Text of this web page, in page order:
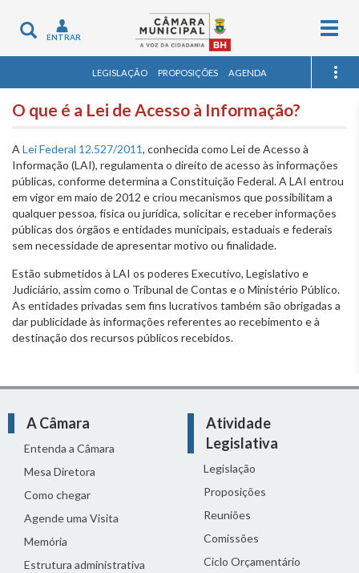
Toggle
navigation
ENTRAR
LEGISLAÇÃO PROPOSIÇÕES AGENDA
O que é a Lei de Acesso à Informação?
A Lei Federal 12.527/2011, conhecida como Lei de Acesso à
Informação (LAI), regulamenta o direito de acesso às informações
públicas, conforme determina a Constituição Federal. A LAI entrou
em vigor em maio de 2012 e criou mecanismos que possibilitam a
qualquer pessoa, física ou jurídica, solicitar e receber informações
públicas dos órgãos e entidades municipais, estaduais e federais
sem necessidade de apresentar motivo ou finalidade.
Estão submetidos à LAI os poderes Executivo, Legislativo e
Judiciário, assim como o Tribunal de Contas e o Ministério Público.
As entidades privadas sem fins lucrativos também são obrigadas a
dar publicidade às informações referentes ao recebimento e à
destinação dos recursos públicos recebidos.
A Câmara
Entenda a Câmara
Mesa Diretora
Como chegar
Agende uma Visita
Memória
Estrutura administrativa
Atividade
Legislativa
Legislação
Proposições
Reuniões
Comissões
Ciclo Orçamentário